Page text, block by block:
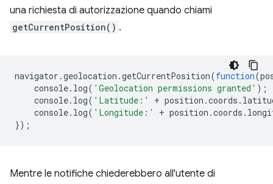
una richiesta di autorizzazione quando chiami
getCurrentPosition() .
navigator .geolocation .getCurrentPosition(function(
console. log( 'Geolocation permissions granted' );
console. log( 'Latitude:' + position .coords .
console. log( 'Longitude:' + position .coords .
});
Mentre le notifiche chiederebbero all'utente di